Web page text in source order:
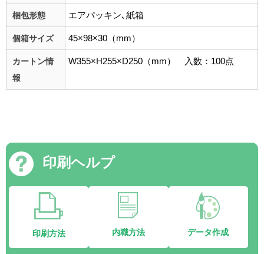
梱包形態 エアパッキン､紙箱
個箱サイズ 45×98×30（mm）
カートン情
報
W355×H255×D250（mm） 入数：100点
印刷ヘルプ
印刷方法 内職方法 データ作成